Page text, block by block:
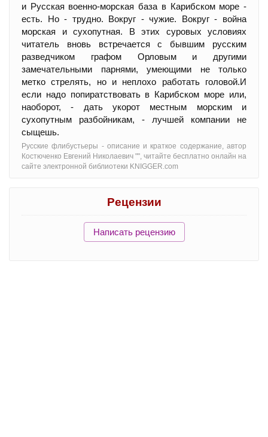
и Русская военно-морская база в Карибском море -
есть. Но - трудно. Вокруг - чужие. Вокруг - война
морская и сухопутная. В этих суровых условиях
читатель вновь встречается с бывшим русским
разведчиком графом Орловым и другими
замечательными парнями, умеющими не только
метко стрелять, но и неплохо работать головой.И
если надо попиратствовать в Карибском море или,
наоборот, - дать укорот местным морским и
сухопутным разбойникам, - лучшей компании не
сыщешь.
Русские флибустьеры - oписание и краткое содержание, автор
Костюченко Евгений Николаевич "", читайте бесплатно онлайн на
сайте электронной библиотеки KNIGGER.com
Рецензии
Написать рецензию